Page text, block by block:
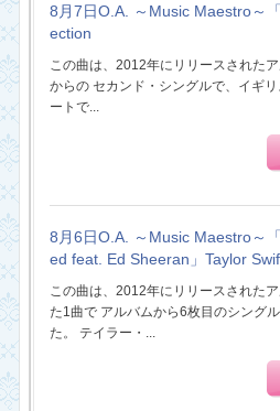
8月7日O.A. ～Music Maestro～
ection
この曲は、2012年にリリースされた
からの セカンド・シングルで、イギ
ートで...
8月6日O.A. ～Music Maestro～
ed feat. Ed Sheeran」Taylor
この曲は、2012年にリリースされた
た1曲で アルバムから6枚目のシング
た。 テイラー・...